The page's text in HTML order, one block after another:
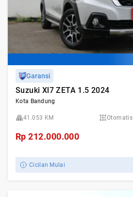
Garansi
Suzuki Xl7 ZETA 1.5 2024
Kota Bandung
41.053 KM Otomatis
Rp212.000.000
Cicilan Mulai